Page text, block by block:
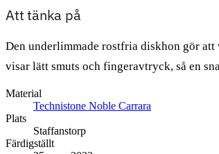
Att tänka på
Den underlimmade rostfria diskhon gör
visar lätt smuts och fingeravtryck, så en
Material
Technistone Noble Carrara
Plats
Staffanstorp
Färdigställt